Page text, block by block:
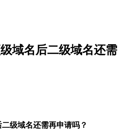
域名后二级域名还需
级域名还需再申请吗？